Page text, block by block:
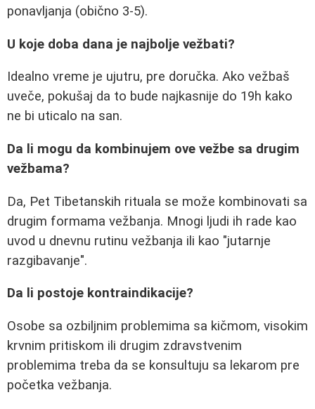
ponavljanja (obično 3-5).
U koje doba dana je najbolje vežbati?
Idealno vreme je ujutru, pre doručka. Ako vežbaš
uveče, pokušaj da to bude najkasnije do 19h kako
ne bi uticalo na san.
Da li mogu da kombinujem ove vežbe sa drugim
vežbama?
Da, Pet Tibetanskih rituala se može kombinovati sa
drugim formama vežbanja. Mnogi ljudi ih rade kao
uvod u dnevnu rutinu vežbanja ili kao "jutarnje
razgibavanje".
Da li postoje kontraindikacije?
Osobe sa ozbiljnim problemima sa kičmom, visokim
krvnim pritiskom ili drugim zdravstvenim
problemima treba da se konsultuju sa lekarom pre
početka vežbanja.